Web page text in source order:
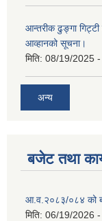
आन्तरीक ढुङ्गा गिट्टी
आव्हानको सूचना।
मिति: 08/19/2025
अन्य
बजेट तथा
आ.व.२०८३/०८४ को
मिति: 06/19/2026